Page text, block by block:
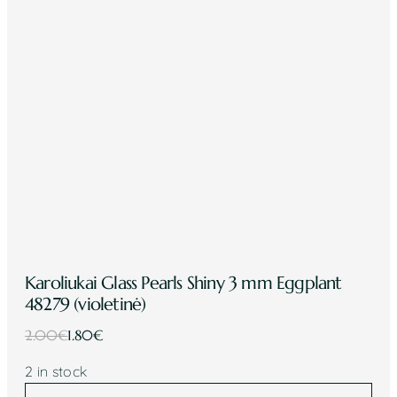
Karoliukai Glass Pearls Shiny 3 mm Eggplant
48279 (violetinė)
2.00€
Original
was:
1.80€
Current
is:
2 in stock